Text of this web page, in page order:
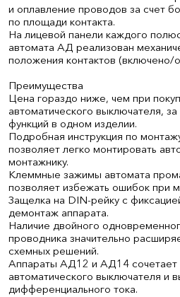
и оплавление проводов за счет
по площади контакта.
На лицевой панели каждого
автомата АД реализован
положения контактов (включено/
Преимущества
Цена гораздо ниже, чем при
автоматического выключателя,
функций в одном изделии.
Подробная инструкция по
позволяет легко монтировать
монтажнику.
Клеммные зажимы автомата
позволяет избежать ошибок при
Защелка на DIN-рейку с
демонтаж аппарата.
Наличие двойного
проводника значительно
схемных решений.
Аппараты АД12 и АД14 сочетает
автоматического выключателя и
дифференциального тока.